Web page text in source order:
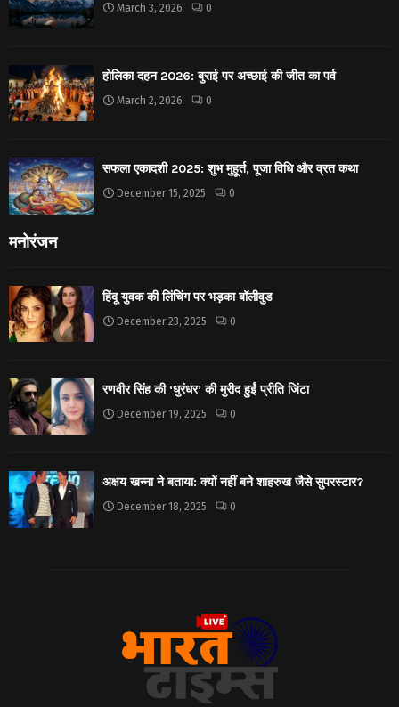
March 3, 2026 0
होलिका दहन 2026: बुराई पर अच्छाई की जीत का पर्व
March 2, 2026 0
सफला एकादशी 2025: शुभ मुहूर्त, पूजा विधि और व्रत कथा
December 15, 2025 0
मनोरंजन
हिंदू युवक की लिंचिंग पर भड़का बॉलीवुड
December 23, 2025 0
रणवीर सिंह की ‘धुरंधर’ की मुरीद हुईं प्रीति जिंटा
December 19, 2025 0
अक्षय खन्ना ने बताया: क्यों नहीं बने शाहरुख जैसे सुपरस्टार?
December 18, 2025 0